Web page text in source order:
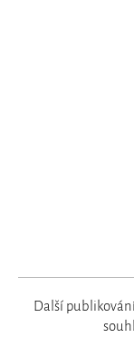
Další